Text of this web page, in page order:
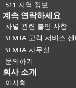
511 지역 정보
계속 연락하세요
차별 관련 불만 사항
SFMTA 고객 서비스 센
SFMTA 사무실
문의하기
회사 소개
이사회